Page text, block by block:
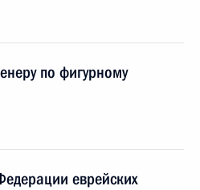
по фигурному
еврейских